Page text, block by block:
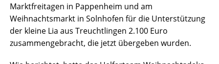
Marktfreitagen in Pappenheim und am
Weihnachtsmarkt in Solnhofen für die Unterstützung
der kleine Lia aus Treuchtlingen 2.100 Euro
zusammengebracht, die jetzt übergeben wurden.